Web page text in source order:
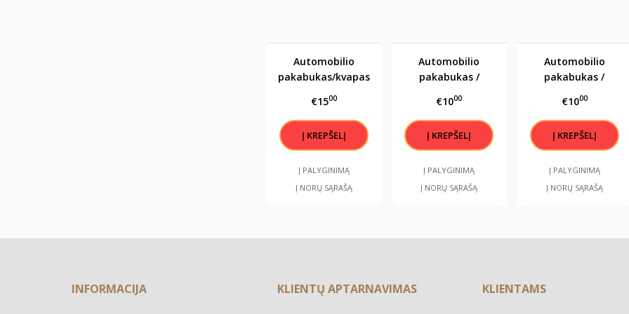
Automobilio
pakabukas/kvapas
€1500
Į PALYGINIMĄ
Į NORŲ SĄRAŠĄ
Automobilio
pakabukas /
"Kaukolė"
€1000
Į PALYGINIMĄ
Į NORŲ SĄRAŠĄ
Automobilio
pakabukas /
"Kaukolė" 2
€1000
Į PALYGINIMĄ
Į NORŲ SĄRAŠĄ
INFORMACIJA KLIENTŲ APTARNAVIMAS KLIENTAMS